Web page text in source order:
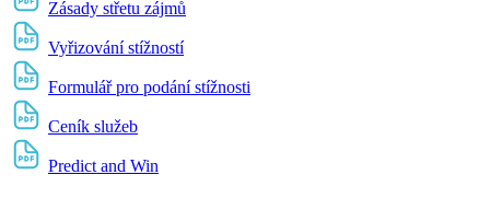
Zásady střetu zájmů
Vyřizování stížností
Formulář pro podání stížnosti
Ceník služeb
Predict and Win